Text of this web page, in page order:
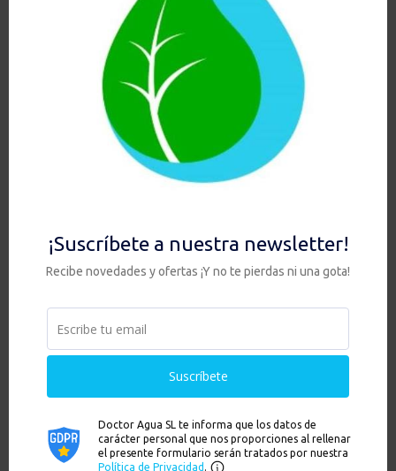
Añadir al carrito
Hay existencias